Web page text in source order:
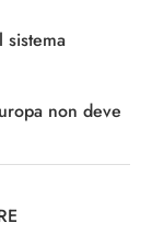
sistema
non deve